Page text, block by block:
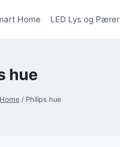
Home LED Lys og Pærer
hue
/ Philips hue